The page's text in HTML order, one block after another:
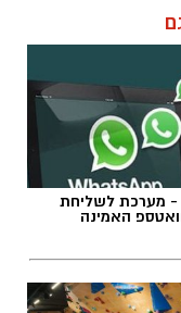
FeedBot - מערכת לשליחת
האמינה